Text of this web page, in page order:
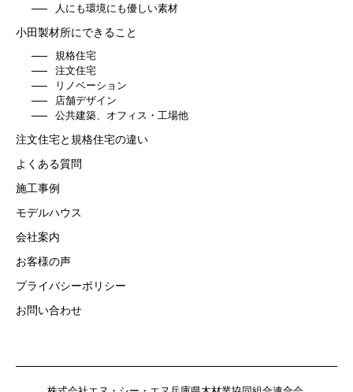
人にも環境にも優しい素材
小田製材所にできること
規格住宅
注文住宅
リノベーション
店舗デザイン
公共建築、オフィス・工場他
注文住宅と規格住宅の違い
よくある質問
施工事例
モデルハウス
会社案内
お客様の声
プライバシーポリシー
お問い合わせ